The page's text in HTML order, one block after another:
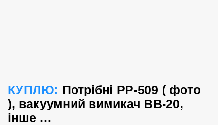
КУПЛЮ: Потрібні РР-509 ( фото
), вакуумний вимикач ВВ-20,
інше …